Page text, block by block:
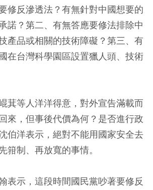
修反滲透法？有無針對中國想要的
諾？第二、有無答應要修法排除中
產品或相關的技術障礙？第三、有
在台灣科學園區設置獵人頭、技術
萁等人洋洋得意，對外宣告滿載而
來，但事後代價為何？是否進行政
伯洋表示，絕對不能用國家安全去
箝制、再放寬的事情。
表示，這段時間國民黨吵著要修反